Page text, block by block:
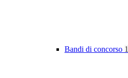
Bandi di concorso 1